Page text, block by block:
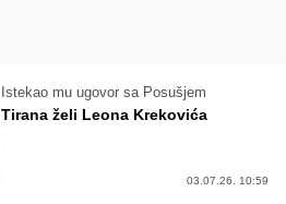
Istekao mu ugovor sa Posušjem
Tirana želi Leona Krekovića
03.07.26. 10:59